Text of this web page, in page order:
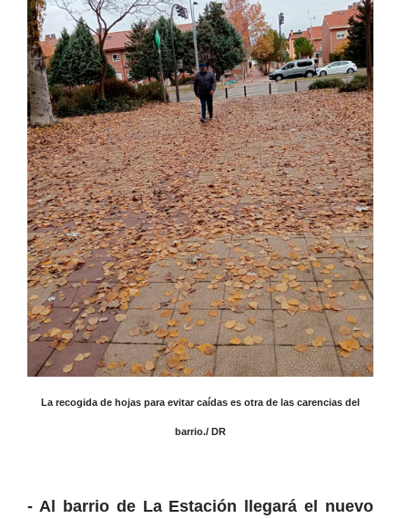
La recogida de hojas para evitar caídas es otra de las carencias del
barrio./ DR
- Al barrio de La Estación llegará el nuevo